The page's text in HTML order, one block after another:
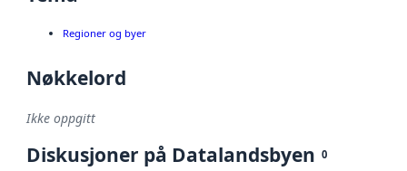
Regioner og byer
Nøkkelord
Ikke oppgitt
Diskusjoner på Datalandsbyen 0